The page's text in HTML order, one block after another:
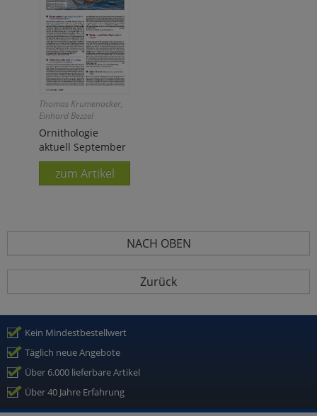
Thomas Krumenacker,
Einhard Bezzel
Ornithologie
aktuell September
zum Artikel
NACH OBEN
Zurück
Kein Mindestbestellwert
Täglich neue Angebote
Über 6.000 lieferbare Artikel
Über 40 Jahre Erfahrung